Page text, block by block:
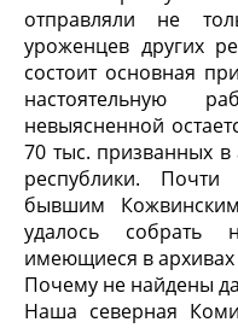
отправляли не
уроженцев других
состоит основная
настоятельную
невыясненной
70 тыс. призванных
республики.
бывшим
удалось собрать
имеющиеся в
Почему не найдены
Наша северная